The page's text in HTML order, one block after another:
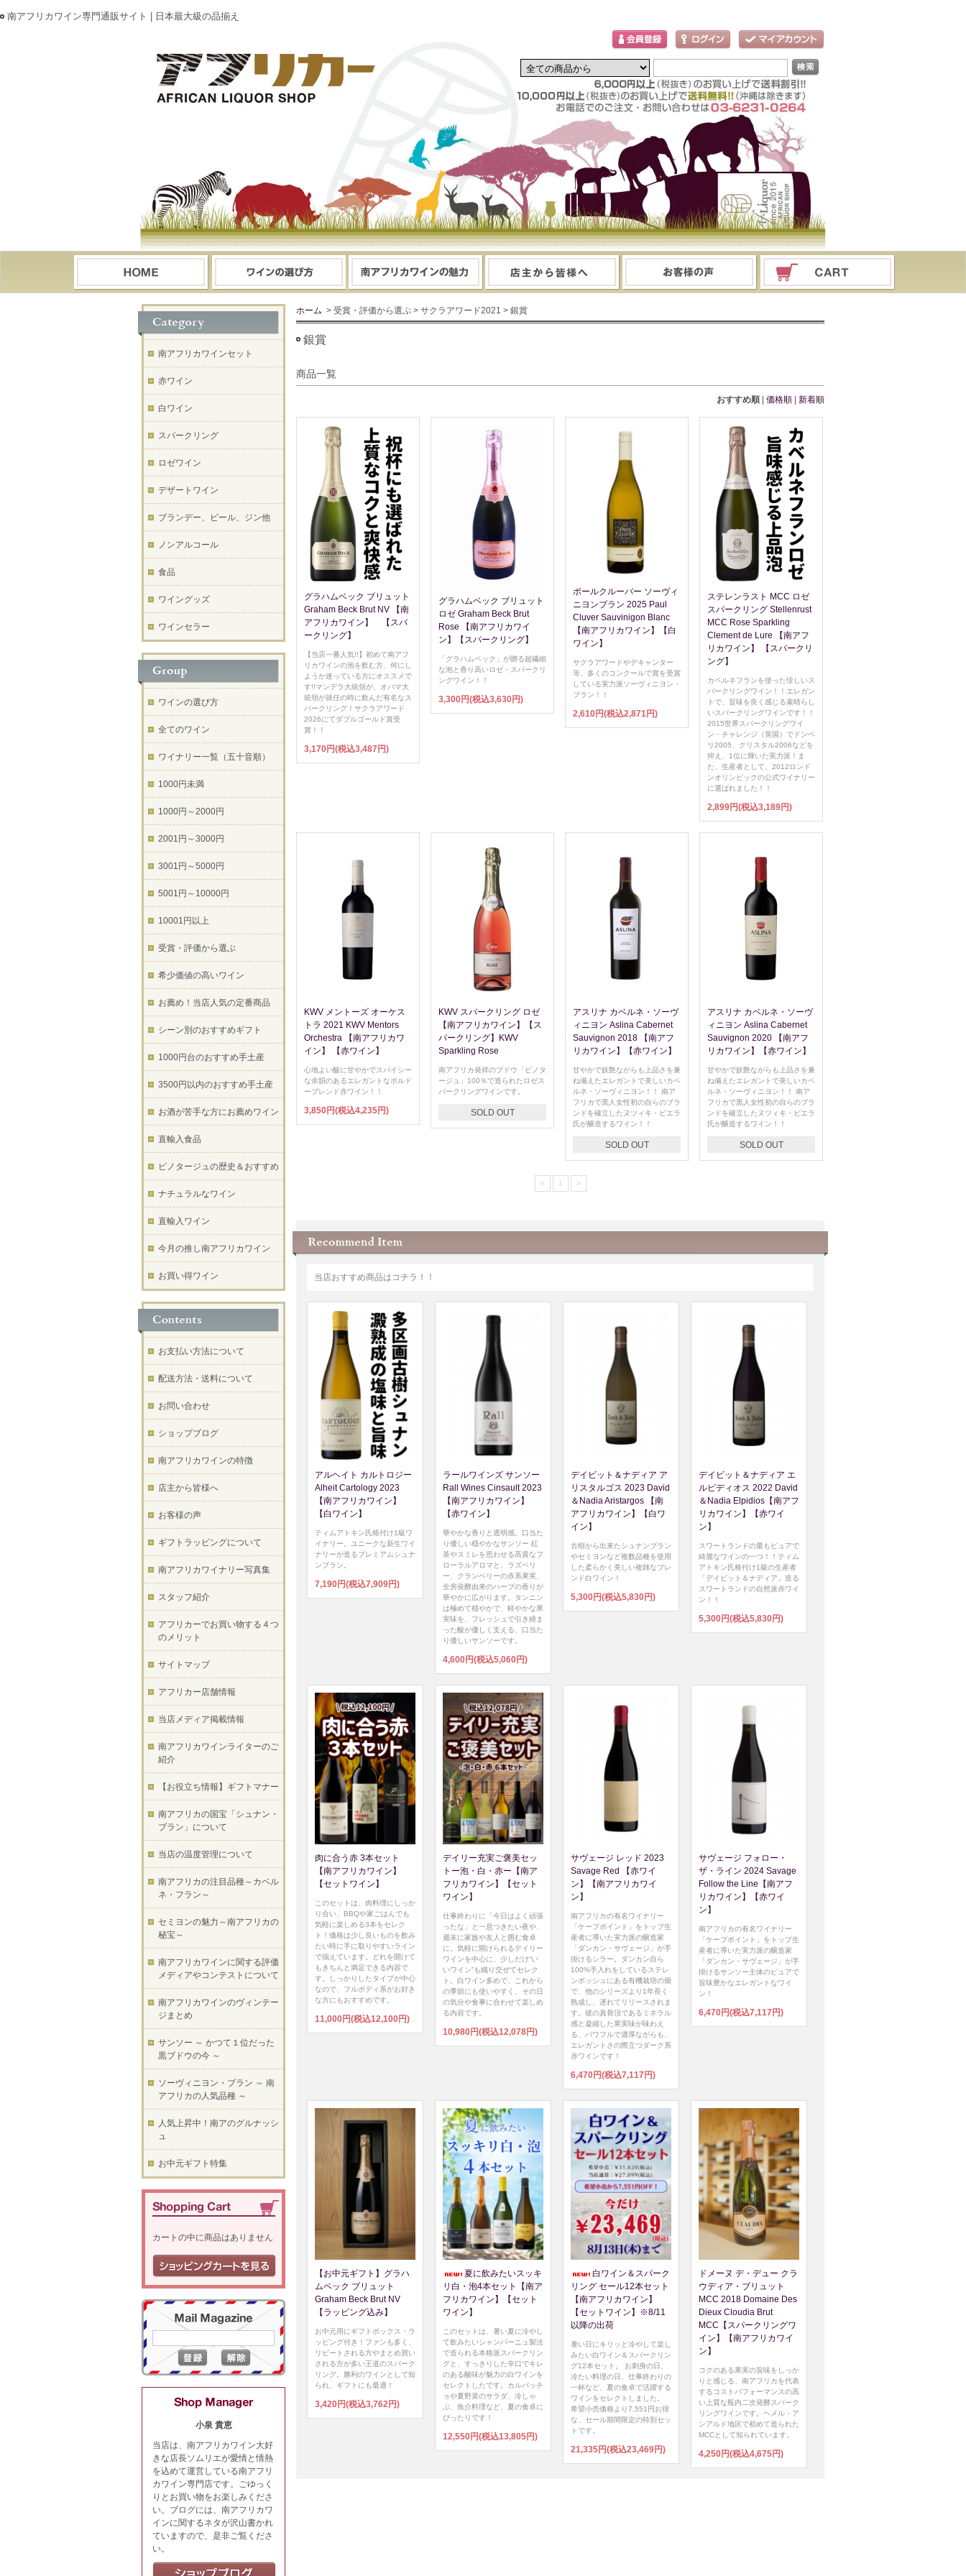
南アフリカワイン専門通販サイト | 日本最大級の品揃え
ホーム > 受賞・評価から選ぶ > サクラアワード2021 > 銀賞
銀賞
商品一覧
おすすめ順 価格順 新着順
グラハムベック ブリュット
Graham Beck Brut NV 【南
アフリカワイン】 【スパ
ークリング】
【当店一番人気!!】初めて南アフ
リカワインの泡を飲む方、何にし
ようか迷っている方にオススメで
す!!マンデラ大統領が、オバマ大
統領が就任の時に飲んだ有名なス
パークリング！サクラアワード
2026にてダブルゴールド賞受
賞！！
3,170円(税込3,487円)
グラハムベック ブリュット
ロゼ Graham Beck Brut
Rose 【南アフリカワイ
ン】【スパークリング】
「グラハムベック」が贈る超繊細
な泡と香り高いロゼ・スパークリ
ングワイン！！
3,300円(税込3,630円)
ポールクルーバー ソーヴィ
ニヨンブラン 2025 Paul
Cluver Sauvinigon Blanc
【南アフリカワイン】【白
ワイン】
サクラアワードやデキャンター
等、多くのコンクールで賞を受賞
している実力派ソーヴィニヨン・
ブラン！！
2,610円(税込2,871円)
ステレンラスト MCC ロゼ
スパークリング Stellenrust
MCC Rose Sparkling
Clement de Lure 【南アフ
リカワイン】 【スパークリ
ング】
カベルネフランを使った珍しいス
パークリングワイン！！エレガン
トで、旨味を良く感じる素晴らし
いスパークリングワインです！！
2015世界スパークリングワイ
ン・チャレンジ（英国）でドンペ
リ2005、クリスタル2006などを
抑え、1位に輝いた実力派！ま
た、生産者として、2012ロンド
ンオリンピックの公式ワイナリー
に選ばれました！！
2,899円(税込3,189円)
KWV メントーズ オーケス
トラ 2021 KWV Mentors
Orchestra 【南アフリカワ
イン】 【赤ワイン】
心地よい酸に甘やかでスパイシー
な余韻のあるエレガントなボルド
ーブレンド赤ワイン！！
3,850円(税込4,235円)
KWV スパークリング ロゼ
【南アフリカワイン】【ス
パークリング】KWV
Sparkling Rose
南アフリカ発祥のブドウ「ピノタ
ージュ」100％で造られたロゼス
パークリングワインです。
SOLD OUT
アスリナ カベルネ・ソーヴ
ィニヨン Aslina Cabernet
Sauvignon 2018 【南アフ
リカワイン】【赤ワイン】
甘やかで妖艶ながらも上品さを兼
ね備えたエレガントで美しいカベ
ルネ・ソーヴィニヨン！！ 南ア
フリカで黒人女性初の自らのブラ
ンドを確立したヌツィキ・ビエラ
氏が醸造するワイン！！
SOLD OUT
アスリナ カベルネ・ソーヴ
ィニヨン Aslina Cabernet
Sauvignon 2020 【南アフ
リカワイン】【赤ワイン】
甘やかで妖艶ながらも上品さを兼
ね備えたエレガントで美しいカベ
ルネ・ソーヴィニヨン！！ 南ア
フリカで黒人女性初の自らのブラ
ンドを確立したヌツィキ・ビエラ
氏が醸造するワイン！！
SOLD OUT
< 1 >
当店おすすめ商品はコチラ！！
アルヘイト カルトロジー
Alheit Cartology 2023
【南アフリカワイン】
【白ワイン】
ティムアトキン氏格付け1級ワ
イナリー。ユニークな新生ワイ
ナリーが造るプレミアムシュナ
ンブラン。
7,190円(税込7,909円)
ラールワインズ サンソー
Rall Wines Cinsault 2023
【南アフリカワイン】
【赤ワイン】
華やかな香りと透明感。口当た
り優しい穏やかなサンソー 紅
茶やスミレを思わせる高貴なフ
ローラルアロマと、ラズベリ
ー、クランベリーの赤系果実、
全房発酵由来のハーブの香りが
華やかに広がります。タンニン
は極めて穏やかで、軽やかな果
実味を、フレッシュで引き締ま
った酸が優しく支える、口当た
り優しいサンソーです。
4,600円(税込5,060円)
デイビット＆ナディア ア
リスタルゴス 2023 David
＆Nadia Aristargos 【南
アフリカワイン】【白ワ
イン】
古樹から出来たシュナンブラン
やセミヨンなど複数品種を使用
した柔らかく美しい複雑なブレ
ンド白ワイン！
5,300円(税込5,830円)
デイビット＆ナディア エ
ルピディオス 2022 David
＆Nadia Elpidios【南アフ
リカワイン】【赤ワイ
ン】
スワートランドの最もピュアで
綺麗なワインの一つ！！ティム
アトキン氏格付け1級の生産者
「デイビット＆ナディア」造る
スワートランドの自然派赤ワイ
ン！！
5,300円(税込5,830円)
肉に合う赤 3本セット
【南アフリカワイン】
【セットワイン】
このセットは、肉料理にしっか
り合い、BBQや家ごはんでも
気軽に楽しめる3本をセレク
ト！価格は少し良いものを飲み
たい時に手に取りやすいライン
で揃えています。どれを開けて
もきちんと満足できる内容で
す。しっかりしたタイプが中心
なので、フルボディ系がお好き
な方にもおすすめです。
11,000円(税込12,100円)
デイリー充実ご褒美セッ
トー泡・白・赤ー【南ア
フリカワイン】【セット
ワイン】
仕事終わりに「今日はよく頑張
ったな」と一息つきたい夜や、
週末に家族や友人と囲む食卓
に。気軽に開けられるデイリー
ワインを中心に、少しだけ“い
いワイン”も織り交ぜてセレク
ト。白ワイン多めで、これから
の季節にも使いやすく、その日
の気分や食事に合わせて楽しめ
る内容です。
10,980円(税込12,078円)
サヴェージ レッド 2023
Savage Red 【赤ワイ
ン】【南アフリカワイ
ン】
南アフリカの有名ワイナリー
「ケープポイント」をトップ生
産者に導いた実力派の醸造家
「ダンカン・サヴェージ」が手
掛けるシラー。ダンカン自ら
100%手入れをしているステレ
ンボッシュにある有機栽培の畑
で、他のシリーズより1年長く
熟成し、遅れてリリースされま
す。彼の真骨頂であるミネラル
感と凝縮した果実味が味わえ
る、パワフルで濃厚ながらも、
エレガントさの際立つダーク系
赤ワインです！
6,470円(税込7,117円)
サヴェージ フォロー・
ザ・ライン 2024 Savage
Follow the Line【南アフ
リカワイン】【赤ワイ
ン】
南アフリカの有名ワイナリー
「ケープポイント」をトップ生
産者に導いた実力派の醸造家
「ダンカン・サヴェージ」が手
掛けるサンソー主体のピュアで
旨味豊かなエレガントなワイ
ン！
6,470円(税込7,117円)
【お中元ギフト】グラハ
ムベック ブリュット
Graham Beck Brut NV
【ラッピング込み】
お中元用にギフトボックス・ラ
ッピング付き！ファンも多く、
リピートされる方やまとめ買い
される方が多い王道のスパーク
リング。勝利のワインとして知
られ、ギフトにも最適！
3,420円(税込3,762円)
夏に飲みたいスッキ
リ白・泡4本セット【南ア
フリカワイン】【セット
ワイン】
このセットは、暑い夏に冷やし
て飲みたいシャンパーニュ製法
で造られる本格派スパークリン
グと、すっきりした辛口でキレ
のある酸味が魅力の白ワインを
セレクトしたです。カルパッチ
ョや夏野菜のサラダ、冷しゃ
ぶ、魚介料理など、夏の食卓に
ぴったりです！
12,550円(税込13,805円)
白ワイン＆スパーク
リング セール12本セット
【南アフリカワイン】
【セットワイン】※8/11
以降の出荷
暑い日にキリッと冷やして楽し
みたい白ワイン＆スパークリン
グ12本セット。 お刺身の日、
冷たい料理の日、仕事終わりの
一杯など、夏の食卓で活躍する
ワインをセレクトしました。
希望小売価格より7,551円お得
な、セール期間限定の特別セッ
トです。
21,335円(税込23,469円)
ドメーヌ デ・デュー クラ
ウディア・ブリュット
MCC 2018 Domaine Des
Dieux Cloudia Brut
MCC【スパークリングワ
イン】【南アフリカワイ
ン】
コクのある果実の旨味をしっか
りと感じる、南アフリカを代表
するコストパフォーマンスの高
い上質な瓶内二次発酵スパーク
リングワインです。ヘメル・ア
ンアルド地区で初めて造られた
MCCとして知られています。
4,250円(税込4,675円)
南アフリカワインセット
赤ワイン
白ワイン
スパークリング
ロゼワイン
デザートワイン
ブランデー、ビール、ジン他
ノンアルコール
食品
ワイングッズ
ワインセラー
ワインの選び方
全てのワイン
ワイナリー一覧（五十音順）
1000円未満
1000円～2000円
2001円～3000円
3001円～5000円
5001円～10000円
10001円以上
受賞・評価から選ぶ
希少価値の高いワイン
お薦め！当店人気の定番商品
シーン別のおすすめギフト
1000円台のおすすめ手土産
3500円以内のおすすめ手土産
お酒が苦手な方にお薦めワイン
直輸入食品
ピノタージュの歴史＆おすすめ
ナチュラルなワイン
直輸入ワイン
今月の推し南アフリカワイン
お買い得ワイン
お支払い方法について
配送方法・送料について
お問い合わせ
ショップブログ
南アフリカワインの特徴
店主から皆様へ
お客様の声
ギフトラッピングについて
南アフリカワイナリー写真集
スタッフ紹介
アフリカーでお買い物する４つ
のメリット
サイトマップ
アフリカー店舗情報
当店メディア掲載情報
南アフリカワインライターのご
紹介
【お役立ち情報】ギフトマナー
南アフリカの国宝「シュナン・
ブラン」について
当店の温度管理について
南アフリカの注目品種～カベル
ネ・フラン～
セミヨンの魅力～南アフリカの
秘宝～
南アフリカワインに関する評価
メディアやコンテストについて
南アフリカワインのヴィンテー
ジまとめ
サンソー ～ かつて１位だった
黒ブドウの今 ～
ソーヴィニヨン・ブラン ～ 南
アフリカの人気品種 ～
人気上昇中！南アのグルナッシ
ュ
お中元ギフト特集
カートの中に商品はありません
小泉 貴恵
当店は、南アフリカワイン大好
きな店長ソムリエが愛情と情熱
を込めて運営している南アフリ
カワイン専門店です。ごゆっく
りとお買い物をお楽しみくださ
い。ブログには、南アフリカワ
インに関するネタが沢山書かれ
ていますので、是非ご覧くださ
い。